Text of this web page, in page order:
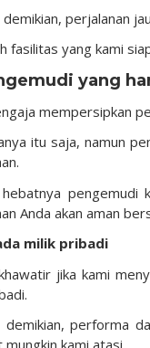
demikian, perjalanan
fasilitas yang kami
yang
mempersipkan
itu saja, namun
hebatnya pengemudi
Anda akan aman
milik pribadi
jika kami
demikian, performa
kami atasi.